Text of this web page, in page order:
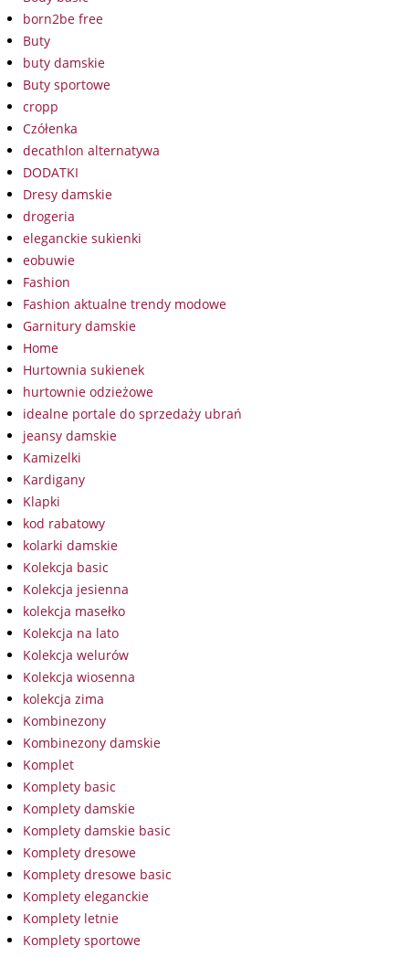
born2be free
Buty
buty damskie
Buty sportowe
cropp
Czółenka
decathlon alternatywa
DODATKI
Dresy damskie
drogeria
eleganckie sukienki
eobuwie
Fashion
Fashion aktualne trendy modowe
Garnitury damskie
Home
Hurtownia sukienek
hurtownie odzieżowe
idealne portale do sprzedaży ubrań
jeansy damskie
Kamizelki
Kardigany
Klapki
kod rabatowy
kolarki damskie
Kolekcja basic
Kolekcja jesienna
kolekcja masełko
Kolekcja na lato
Kolekcja welurów
Kolekcja wiosenna
kolekcja zima
Kombinezony
Kombinezony damskie
Komplet
Komplety basic
Komplety damskie
Komplety damskie basic
Komplety dresowe
Komplety dresowe basic
Komplety eleganckie
Komplety letnie
Komplety sportowe